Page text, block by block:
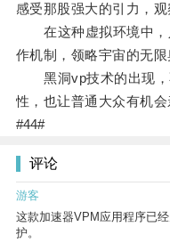
感受那股强大的引力，
在这种虚拟环境中，
作机制，领略宇宙的无限
黑洞vp技术的出现，
性，也让普通大众有机
#44#
评论
游客
这款加速器VPM应用程序已
护。